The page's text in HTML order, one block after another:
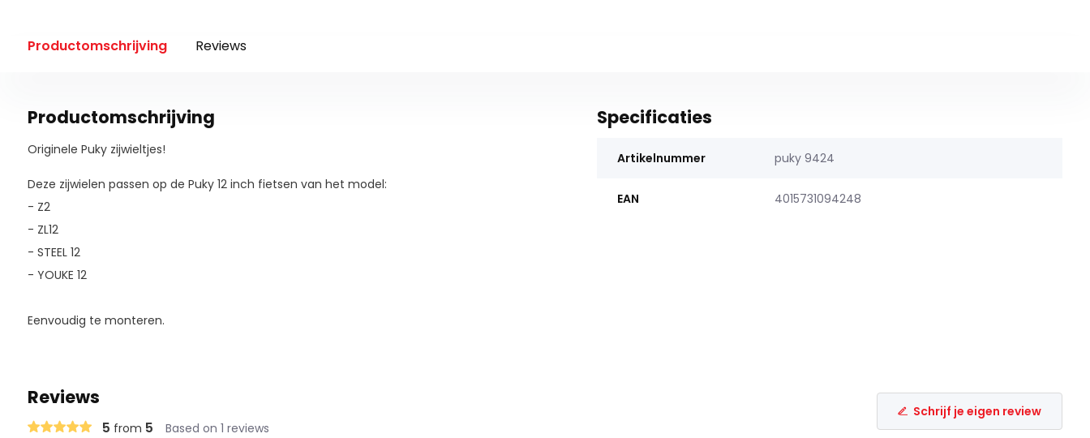
Productomschrijving Reviews
Productomschrijving
Originele Puky zijwieltjes!
Deze zijwielen passen op de Puky 12 inch fietsen van het model:
- Z2
- ZL12
- STEEL 12
- YOUKE 12
Eenvoudig te monteren.
Specificaties
Artikelnummer puky 9424
EAN 4015731094248
Reviews
5 from 5 Based on 1 reviews
Schrijf je eigen review